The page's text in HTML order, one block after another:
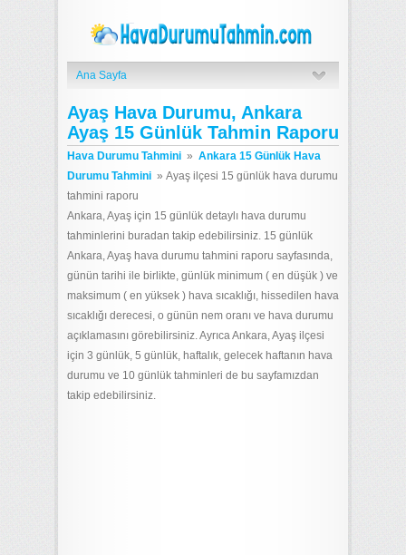
Ana Sayfa
Ayaş Hava Durumu, Ankara
Ayaş 15 Günlük Tahmin Raporu
Hava Durumu Tahmini » Ankara 15 Günlük Hava
Durumu Tahmini » Ayaş ilçesi 15 günlük hava durumu
tahmini raporu
Ankara, Ayaş için 15 günlük detaylı hava durumu
tahminlerini buradan takip edebilirsiniz. 15 günlük
Ankara, Ayaş hava durumu tahmini raporu sayfasında,
günün tarihi ile birlikte, günlük minimum ( en düşük ) ve
maksimum ( en yüksek ) hava sıcaklığı, hissedilen hava
sıcaklığı derecesi, o günün nem oranı ve hava durumu
açıklamasını görebilirsiniz. Ayrıca Ankara, Ayaş ilçesi
için 3 günlük, 5 günlük, haftalık, gelecek haftanın hava
durumu ve 10 günlük tahminleri de bu sayfamızdan
takip edebilirsiniz.